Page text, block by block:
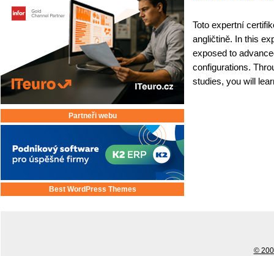
Partneři webu
Best WordPress Themes
Toto expertní
angličtině. In this
exposed to
configurations.
studies, you will
©